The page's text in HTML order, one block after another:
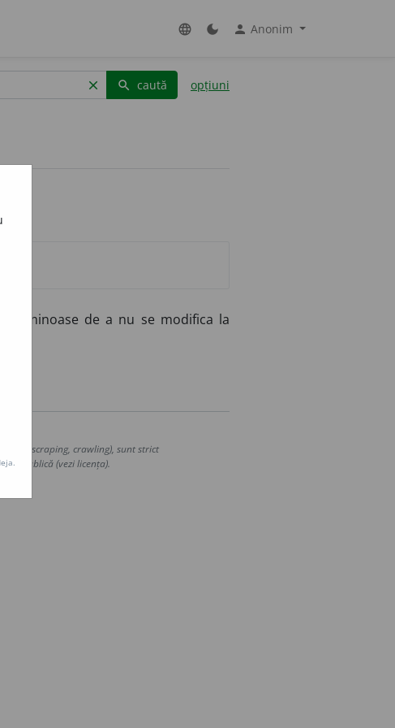
language dark_mode person Anonim
clear search caută opțiuni
luminoase de a nu se modifica la
(web scraping, crawling), sunt strict
publică (vezi licența).